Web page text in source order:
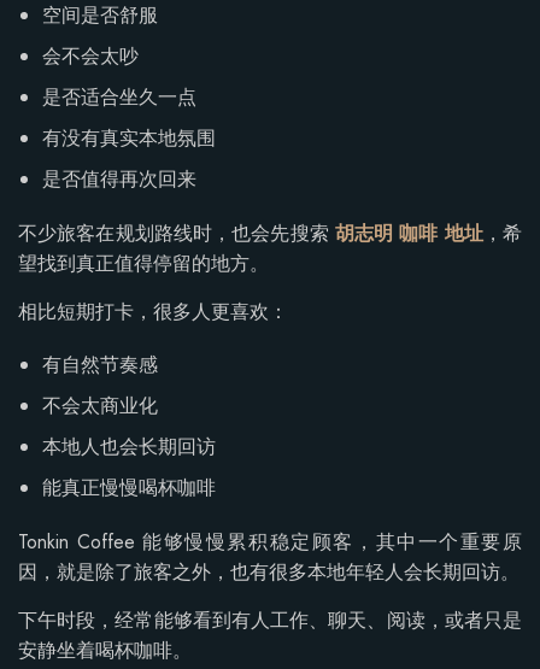
空间是否舒服
会不会太吵
是否适合坐久一点
有没有真实本地氛围
是否值得再次回来
不少旅客在规划路线时，也会先搜索 胡志明 咖啡 地址，希
望找到真正值得停留的地方。
相比短期打卡，很多人更喜欢：
有自然节奏感
不会太商业化
本地人也会长期回访
能真正慢慢喝杯咖啡
Tonkin Coffee 能够慢慢累积稳定顾客，其中一个重要原
因，就是除了旅客之外，也有很多本地年轻人会长期回访。
下午时段，经常能够看到有人工作、聊天、阅读，或者只是
安静坐着喝杯咖啡。